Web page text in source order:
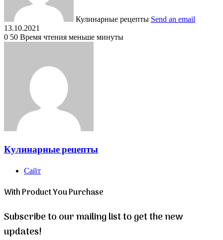
Кулинарные рецепты Send an email
13.10.2021
0 50 Время чтения меньше минуты
Кулинарные рецепты
Сайт
With Product You Purchase
Subscribe to our mailing list to get the new
updates!